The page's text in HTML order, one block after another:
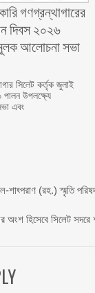
গণগ্রন্থাগারের
দিবস ২০২৬
আলোচনা সভা
সিলেট কর্তৃক জুলাই
উপলক্ষ্যে
এবং
শাহ্পরাণ (রহ.) স্মৃতি পরিষদ
অংশ হিসেবে সিলেট